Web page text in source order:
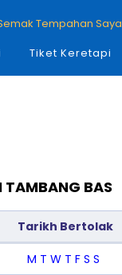
Tempahan Saya
Tiket Keretapi
TAMBANG BAS
Tarikh Bertolak
M T W T F S S